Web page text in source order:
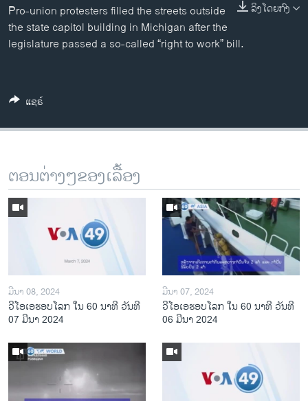
ລາຍການກະຈາຍສຽງ
ລາຍງານ
ຕິດຕາມພວກເຮົາ ທີ່
ພາສາຕ່າງໆ
ລິງໂດຍກົງ
Pro-union protesters filled the streets outside
the state capitol building in Michigan after the
legislature passed a so-called “right to work” bill.
ແຊຣ໌
ຕອນຕ່າງໆຂອງເລື້ອງ
ມີນາ 08, 2024
ວີໂອເອຮອບໂລກ ໃນ 60 ນາທີ ວັນທີ
07 ມີນາ 2024
ມີນາ 07, 2024
ວີໂອເອຮອບໂລກ ໃນ 60 ນາທີ ວັນທີ
06 ມີນາ 2024